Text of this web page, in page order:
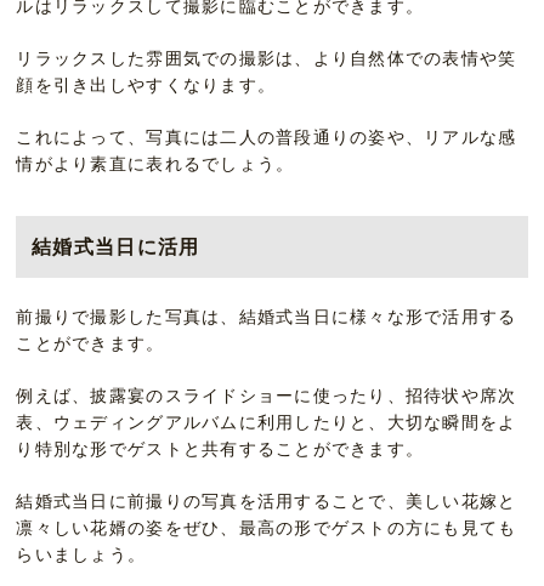
ルはリラックスして撮影に臨むことができます。
リラックスした雰囲気での撮影は、より自然体での表情や笑
顔を引き出しやすくなります。
これによって、写真には二人の普段通りの姿や、リアルな感
情がより素直に表れるでしょう。
結婚式当日に活用
前撮りで撮影した写真は、結婚式当日に様々な形で活用する
ことができます。
例えば、披露宴のスライドショーに使ったり、招待状や席次
表、ウェディングアルバムに利用したりと、大切な瞬間をよ
り特別な形でゲストと共有することができます。
結婚式当日に前撮りの写真を活用することで、美しい花嫁と
凛々しい花婿の姿をぜひ、最高の形でゲストの方にも見ても
らいましょう。